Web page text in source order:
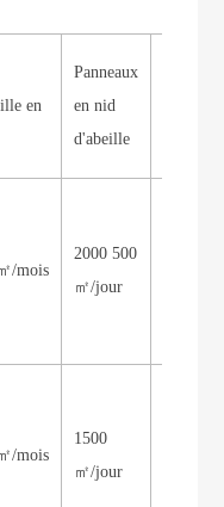
en
Panneaux
en nid
d'abeille
/mois
2000 500
㎡/jour
/mois
1500
㎡/jour